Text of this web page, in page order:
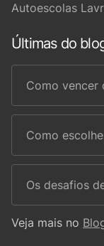
Autoescolas
Últimas do
Como vencer
Como
Os desafios
Veja mais no